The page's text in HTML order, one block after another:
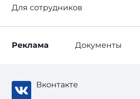
Для сотрудников
Реклама Документы
Вконтакте